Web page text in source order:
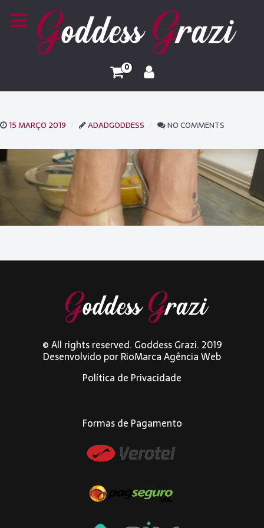
0
15 MARÇO 2019 ADADGODDESS NO COMMENTS
© All rights reserved. Goddess Grazi. 2019
Desenvolvido porRioMarca Agência Web
Política de Privacidade
Formas de Pagamento